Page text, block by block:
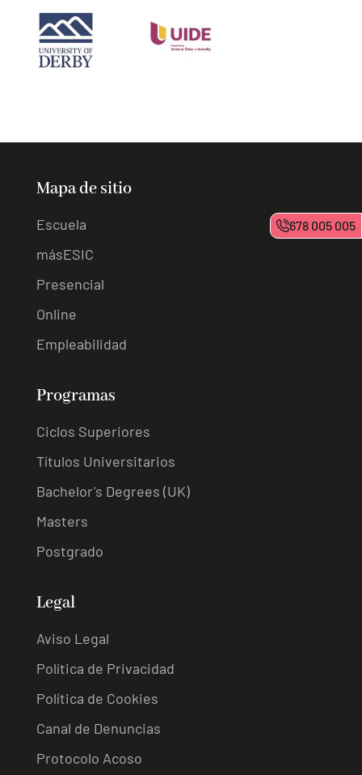
Mapa de sitio
Escuela
másESIC
Presencial
Online
Empleabilidad
Programas
Ciclos Superiores
Títulos Universitarios
Bachelor's Degrees (UK)
Masters
Postgrado
Legal
Aviso Legal
Política de Privacidad
Política de Cookies
Canal de Denuncias
Protocolo Acoso
678 005 005